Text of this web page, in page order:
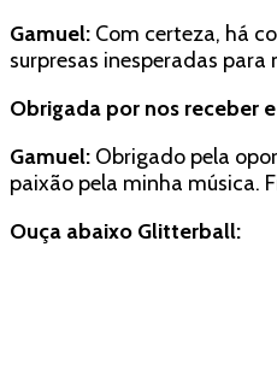
Gamuel: Com certeza, há
surpresas inesperadas
Obrigada por nos receber
Gamuel: Obrigado pela
paixão pela minha música.
Ouça abaixo Glitterball: